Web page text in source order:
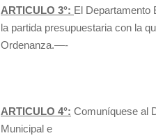
ARTICULO 3°: El Departamento
la partida presupuestaria con la
Ordenanza.—-
ARTICULO 4°: Comuníquese al
Municipal e